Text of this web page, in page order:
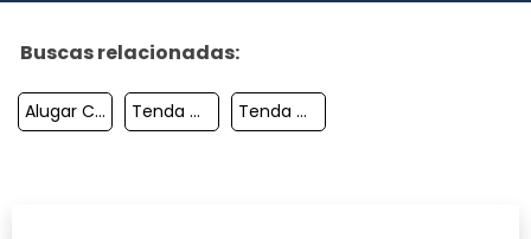
Buscas relacionadas:
Alugar Cobertura De Lona Tenda Chapéu De Bruxa Venda Tenda Cobertura